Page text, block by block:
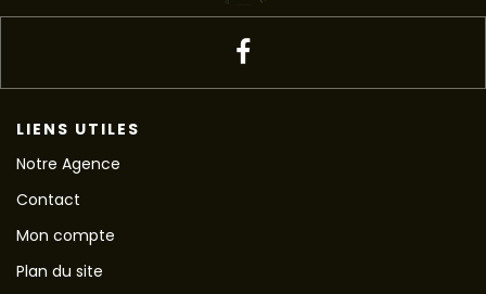
LIENS UTILES
Notre Agence
Contact
Mon compte
Plan du site